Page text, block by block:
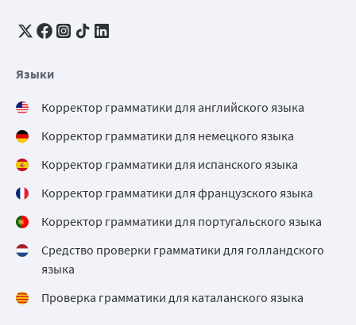
Языки
Корректор грамматики для английского языка
Корректор грамматики для немецкого языка
Корректор грамматики для испанского языка
Корректор грамматики для французского языка
Корректор грамматики для португальского языка
Средство проверки грамматики для голландского
языка
Проверка грамматики для каталанского языка